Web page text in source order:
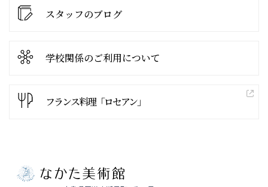
スタッフのブログ
学校関係のご利用について
フランス料理「ロセアン」